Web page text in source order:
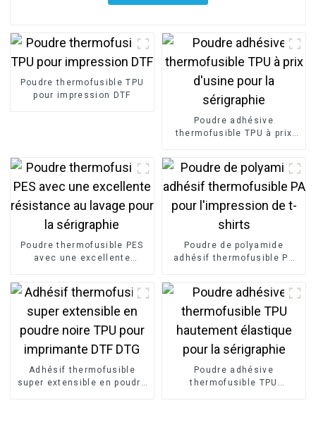
Poudre thermofusible TPU
pour impression DTF
Poudre adhésive
thermofusible TPU à prix
Poudre thermofusible PES
avec une excellente
Poudre de polyamide
adhésif thermofusible PA
Adhésif thermofusible
super extensible en poudre
Poudre adhésive
thermofusible TPU